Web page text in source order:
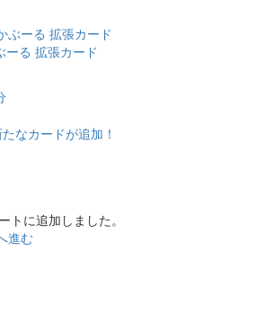
ーる 拡張カード
なカードが追加！
トに追加しました。
進む